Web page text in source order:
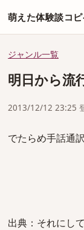
萌えた体験談コ
ジャンル一覧
明日から流
2013/12/12 23:25
でたらめ手話通
出典：それにし